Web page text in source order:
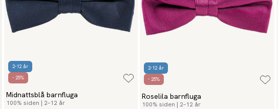
2-12 år
- 25%
Midnattsblå barnfluga
100% siden | 2–12 år
2-12 år
- 25%
Roselila barnfluga
100% siden | 2–12 år